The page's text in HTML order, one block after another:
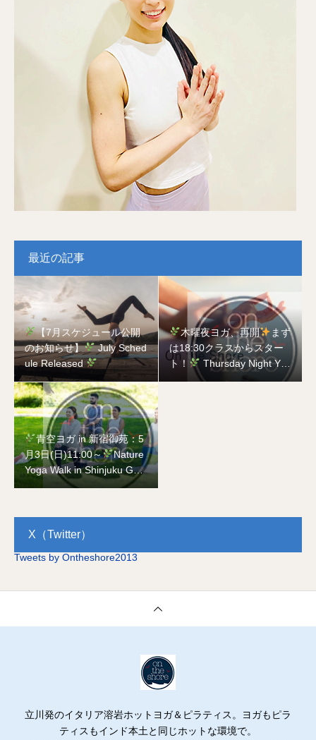
最近の記事
【7月スケジュール公開
のお知らせ】
July Sched
ule Released
木曜夜ヨガ、再開
まず
は18:30クラスからスター
ト！
Thursday Night Yog
a is Back
Starting with t
青空ヨガ in 新宿御苑：5
月3日(日)11:00～
Nature
Yoga Walk in Shinjuku Gyo
en National Garden on Ma
X（Twitter）
Tweets by Ontheshore2013
立川発のイタリア溶岩ホットヨガ＆ピラティス。ヨガもピラ
ティスもインド本土と同じホットな環境で。